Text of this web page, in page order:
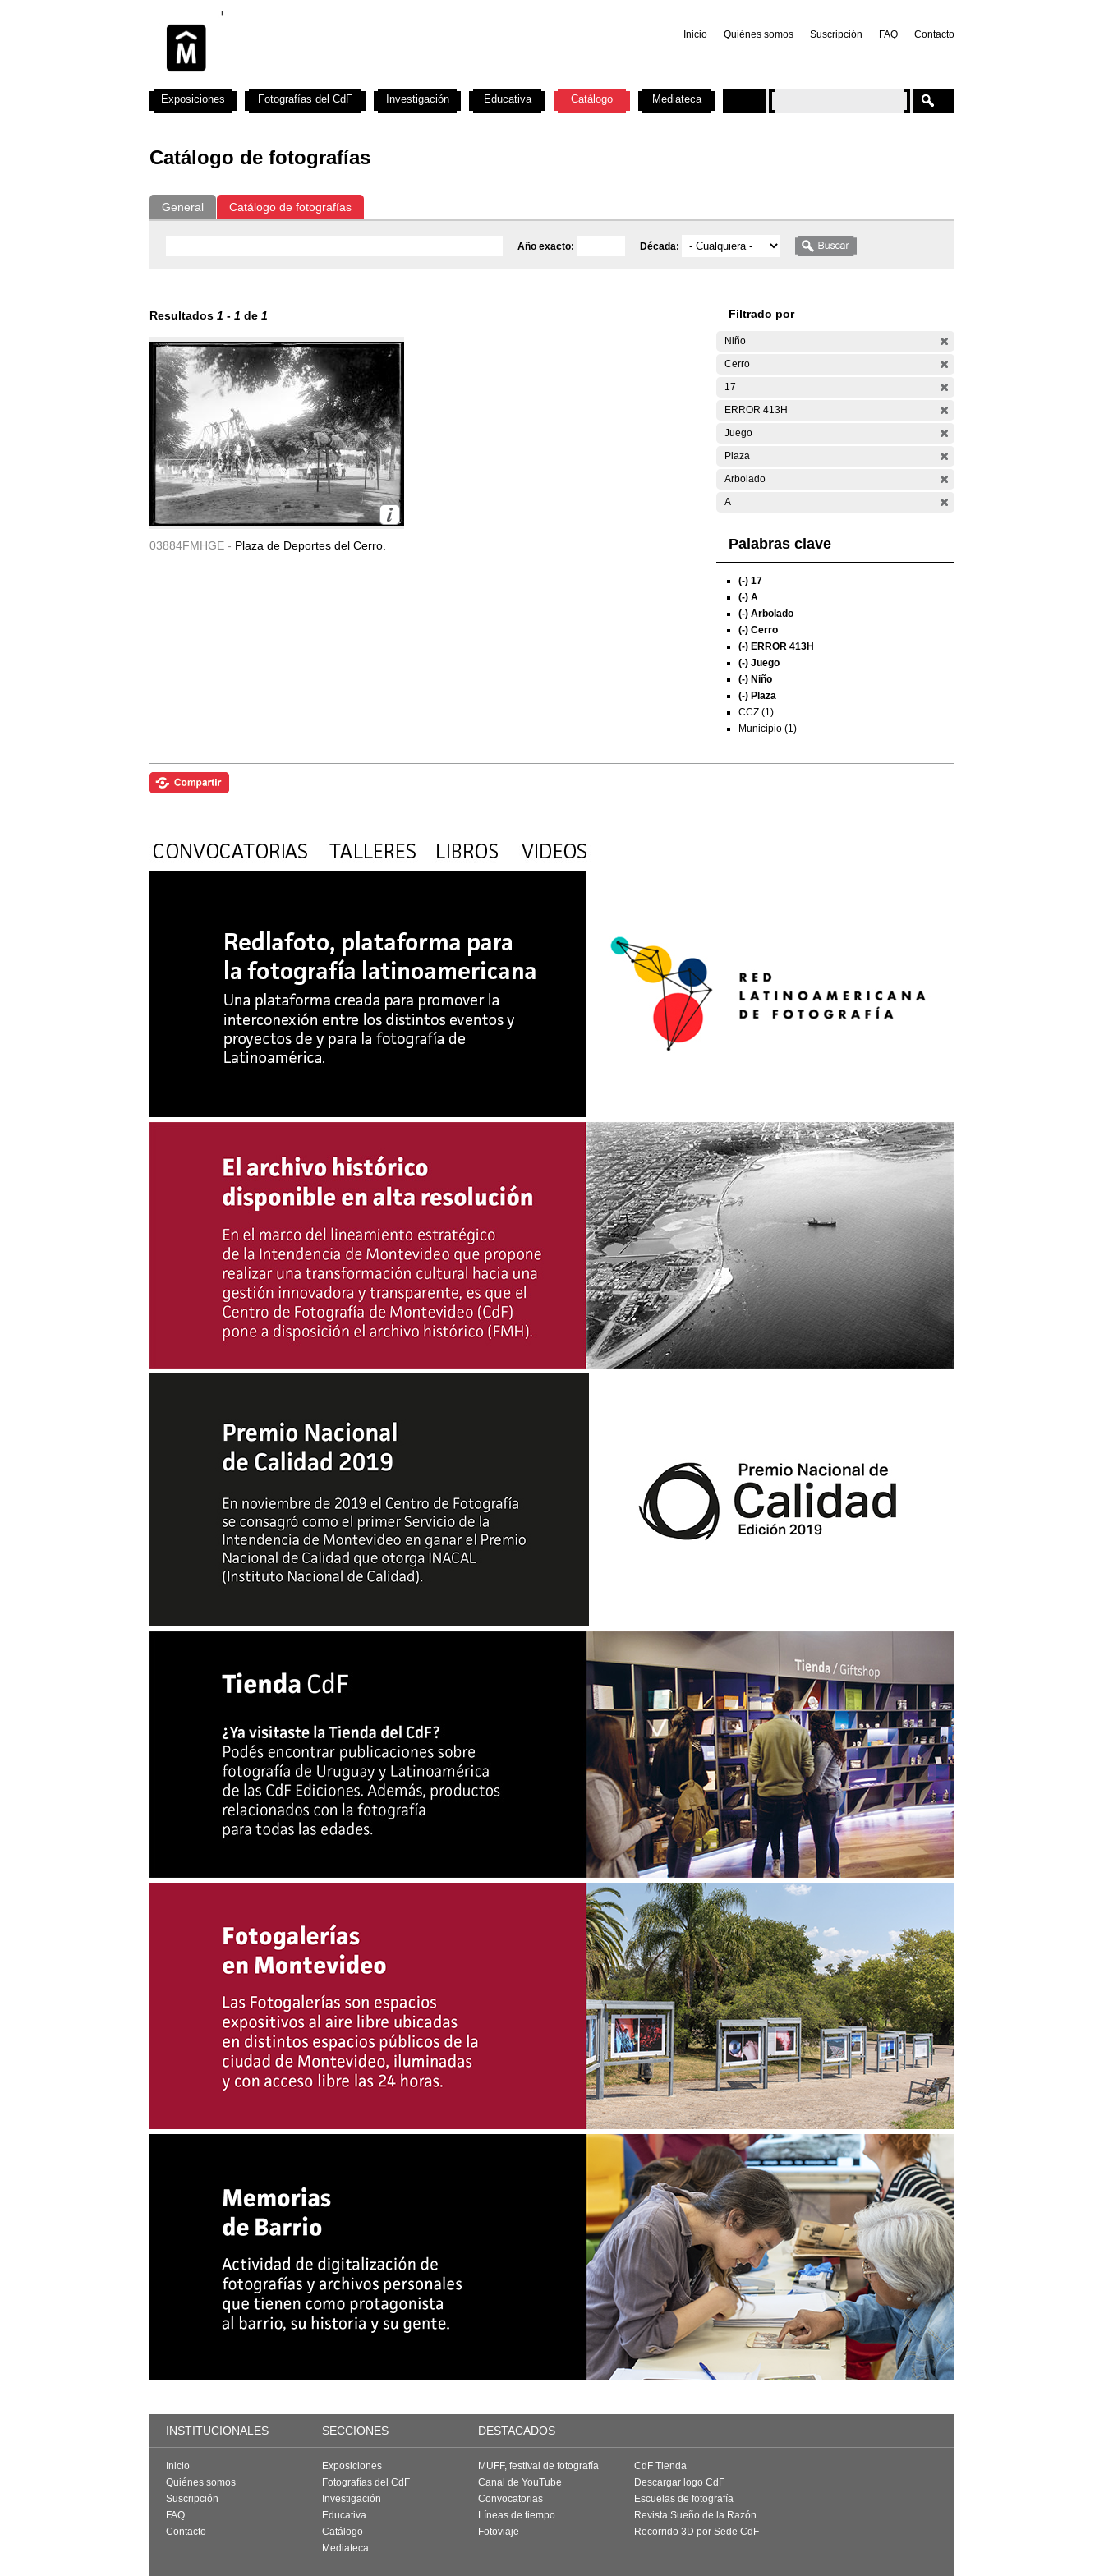
Inicio Quiénes somos Suscripción FAQ Contacto
Catálogo de fotografías
General Catálogo de fotografías
Año exacto: Década:
Resultados 1 - 1 de 1
03884FMHGE - Plaza de Deportes del Cerro.
Filtrado por
Niño
Cerro
17
ERROR 413H
Juego
Plaza
Arbolado
A
Palabras clave
(-) 17
(-) A
(-) Arbolado
(-) Cerro
(-) ERROR 413H
(-) Juego
(-) Niño
(-) Plaza
CCZ (1)
Municipio (1)
Exposiciones Fotografías del CdF Investigación Educativa Catálogo Mediateca
INSTITUCIONALES SECCIONES DESTACADOS
Inicio
Quiénes somos
Suscripción
FAQ
Contacto
Exposiciones
Fotografías del CdF
Investigación
Educativa
Catálogo
Mediateca
MUFF, festival de fotografía
Canal de YouTube
Convocatorias
Líneas de tiempo
Fotoviaje
CdF Tienda
Descargar logo CdF
Escuelas de fotografía
Revista Sueño de la Razón
Recorrido 3D por Sede CdF